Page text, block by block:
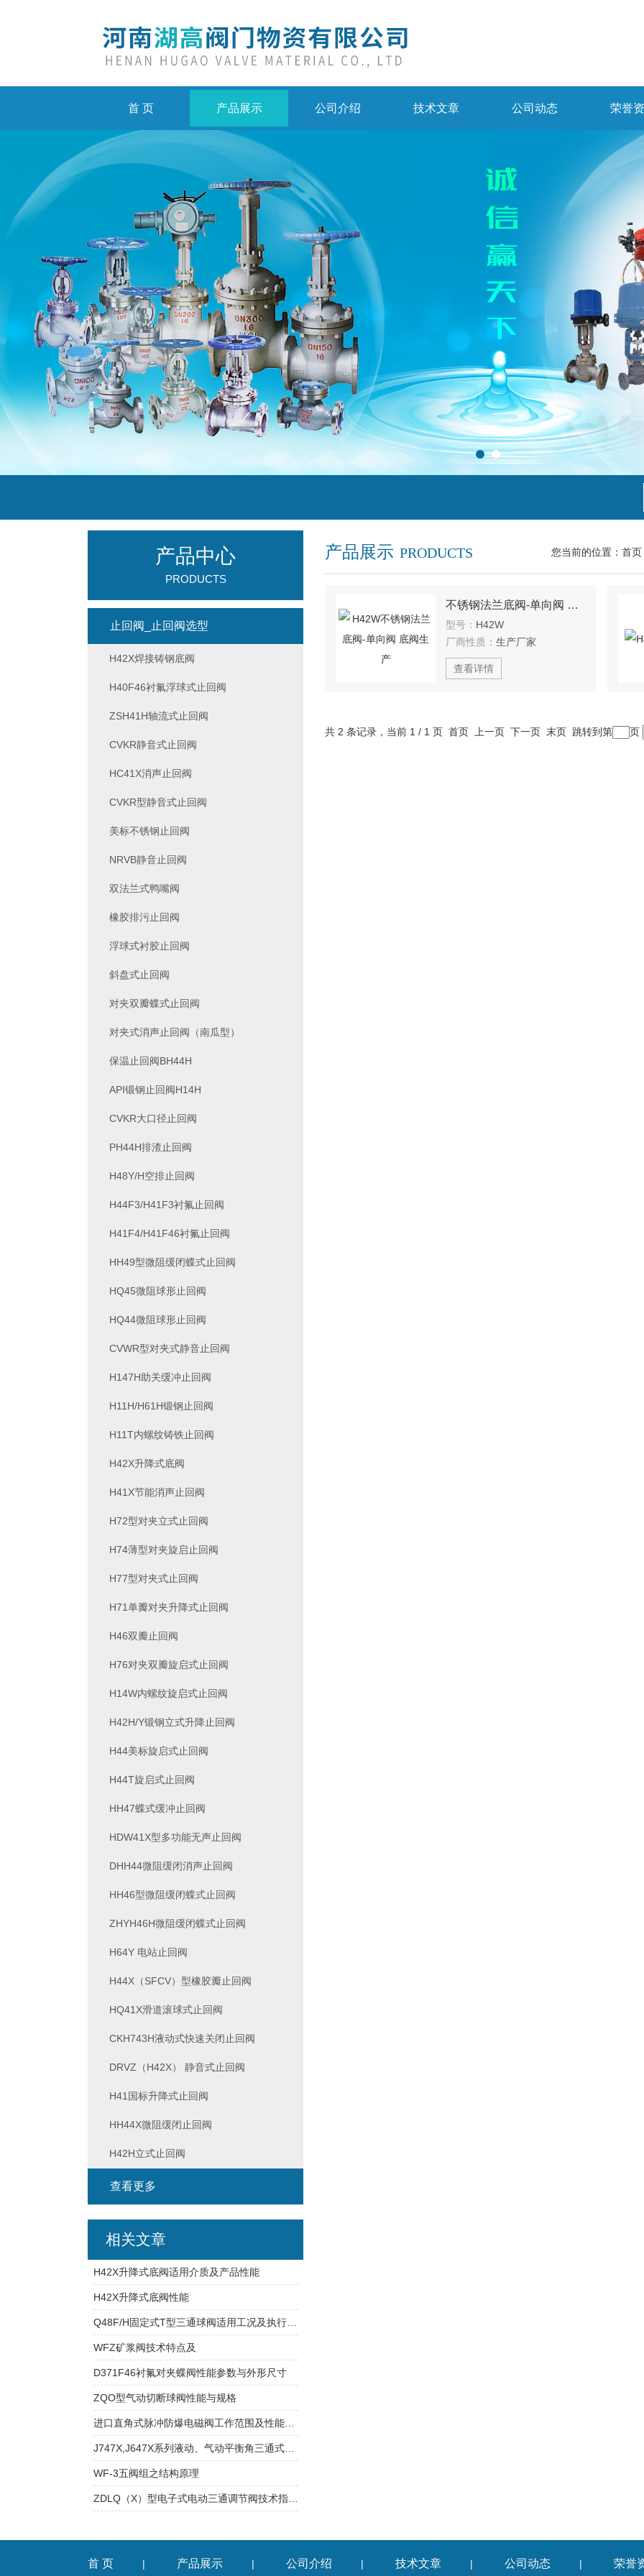
首 页 产品展示 公司介绍 技术文章 公司动态 荣誉
产品展示 PRODUCTS 您当前的位置： 首页
不锈钢法兰底阀-单向阀 底阀生产
型号： H42W
厂商性质： 生产厂家
查看详情
共 2 条记录，当前 1 / 1 页 首页 上一页 下一页 末页 跳转到第 页
产品中心
PRODUCTS
止回阀_止回阀选型
H42X焊接铸钢底阀
H40F46衬氟浮球式止回阀
ZSH41H轴流式止回阀
CVKR静音式止回阀
HC41X消声止回阀
CVKR型静音式止回阀
美标不锈钢止回阀
NRVB静音止回阀
双法兰式鸭嘴阀
橡胶排污止回阀
浮球式衬胶止回阀
斜盘式止回阀
对夹双瓣蝶式止回阀
对夹式消声止回阀（南瓜型）
保温止回阀BH44H
API锻钢止回阀H14H
CVKR大口径止回阀
PH44H排渣止回阀
H48Y/H空排止回阀
H44F3/H41F3衬氟止回阀
H41F4/H41F46衬氟止回阀
HH49型微阻缓闭蝶式止回阀
HQ45微阻球形止回阀
HQ44微阻球形止回阀
CVWR型对夹式静音止回阀
H147H助关缓冲止回阀
H11H/H61H锻钢止回阀
H11T内螺纹铸铁止回阀
H42X升降式底阀
H41X节能消声止回阀
H72型对夹立式止回阀
H74薄型对夹旋启止回阀
H77型对夹式止回阀
H71单瓣对夹升降式止回阀
H46双瓣止回阀
H76对夹双瓣旋启式止回阀
H14W内螺纹旋启式止回阀
H42H/Y锻钢立式升降止回阀
H44美标旋启式止回阀
H44T旋启式止回阀
HH47蝶式缓冲止回阀
HDW41X型多功能无声止回阀
DHH44微阻缓闭消声止回阀
HH46型微阻缓闭蝶式止回阀
ZHYH46H微阻缓闭蝶式止回阀
H64Y 电站止回阀
H44X（SFCV）型橡胶瓣止回阀
HQ41X滑道滚球式止回阀
CKH743H液动式快速关闭止回阀
DRVZ（H42X） 静音式止回阀
H41国标升降式止回阀
HH44X微阻缓闭止回阀
H42H立式止回阀
查看更多
相关文章
H42X升降式底阀适用介质及产品性能
H42X升降式底阀性能
Q48F/H固定式T型三通球阀适用工况及执行标准
WFZ矿浆阀技术特点及
D371F46衬氟对夹蝶阀性能参数与外形尺寸
ZQO型气动切断球阀性能与规格
进口直角式脉冲防爆电磁阀工作范围及性能特点
J747X,J647X系列液动、气动平衡角三通式三通排泥阀技术特点及工作原理
WF-3五阀组之结构原理
ZDLQ（X）型电子式电动三通调节阀技术指标及性能参数
首 页 | 产品展示 | 公司介绍 | 技术文章 | 公司动态 | 荣誉